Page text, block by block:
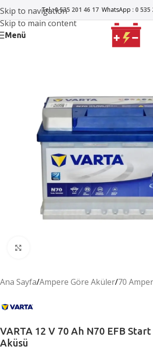
Skip to navigation
Skip to main content
Tel :0 535 201 46 17 WhatsApp : 0 535
Menü
Ana Sayfa/Ampere Göre Aküler/70
VARTA 12 V 70 Ah N70 EFB
Aküsü